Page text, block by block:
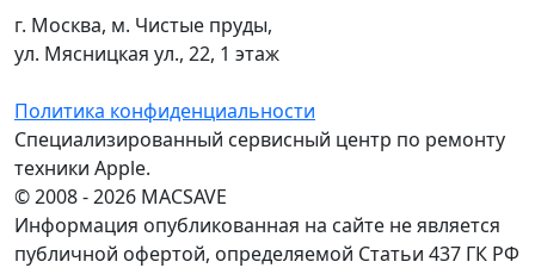
г. Москва, м. Чистые пруды,
ул. Мясницкая ул., 22, 1 этаж
Политика конфиденциальности
Специализированный сервисный центр по ремонту
техники Apple.
© 2008 - 2026 MACSAVE
Информация опубликованная на сайте не является
публичной офертой, определяемой Статьи 437 ГК РФ